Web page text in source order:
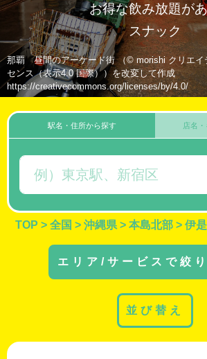
お得な飲み放題が
スナック
那覇 昼間のアーケード街 （© morishi クリエイ
センス（表示4.0 国際））を改変して作成
https://creativecommons.org/licenses/by/4.0/
駅名・住所から探す 店名
TOP > 全国 > 沖縄県 > 本島北部 > 伊
エリア/サービスで絞
並び替え